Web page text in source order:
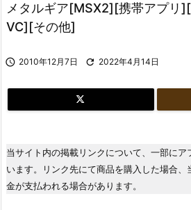
メタルギア[MSX2][携帯アプ
VC][その他]
 2010年12月7日  2022年4月14日
当サイト内の掲載リンクについて、一部に
います。リンク先にて商品を購入した場合
金が支払われる場合があります。